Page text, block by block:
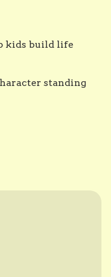
kids build life
standing